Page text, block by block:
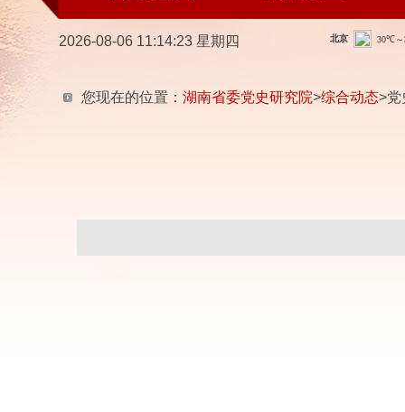
2026-08-06 11:14:24 星期四
您现在的位置： 湖南省委党史研究院>综合动态>党